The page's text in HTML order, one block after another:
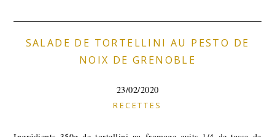
SALADE DE TORTELLINI AU PESTO DE
NOIX DE GRENOBLE
23/02/2020
RECETTES